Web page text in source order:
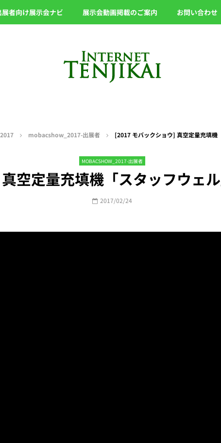
展者向け展示会ナビ 展示会動画掲載のご案内 お問い合わせ
mobacshow_2017-出展者 [2017 モバックショウ] 真空定量充填機
MOBACSHOW_2017-出展者
空定量充填機「スタッフウェ
2017/02/24